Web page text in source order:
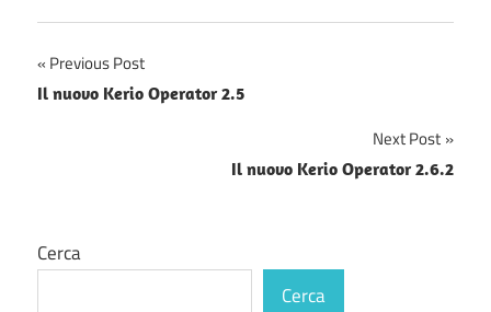
Navigazione
articoli
Previous Post
Il nuovo Kerio Operator 2.5
Next Post
Il nuovo Kerio Operator 2.6.2
Cerca
Cerca